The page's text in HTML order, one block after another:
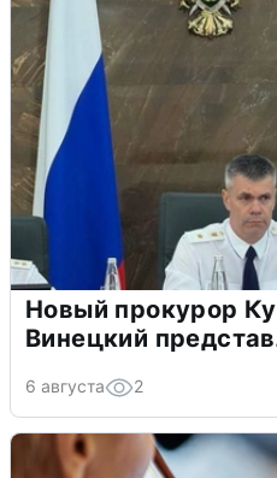
Новый прокурор
Винецкий
6 августа 2